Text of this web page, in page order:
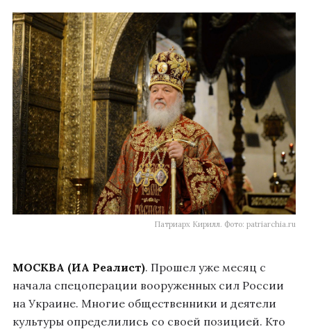
Патриарх Кирилл. Фото: patriarchia.ru
МОСКВА (ИА Реалист). Прошел уже месяц с
начала спецоперации вооруженных сил России
на Украине. Многие общественники и деятели
культуры определились со своей позицией. Кто